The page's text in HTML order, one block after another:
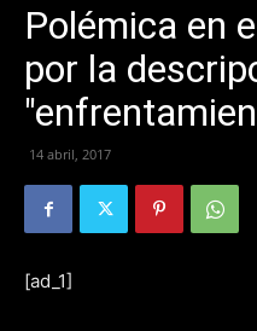
Polémica en
por la
14 abril, 2017
[ad_1]